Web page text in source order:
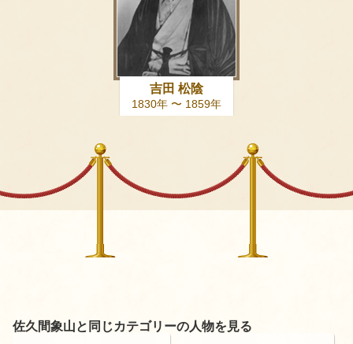
吉田 松陰
1830年 〜 1859年
佐久間象山と同じカテゴリーの人物を見る